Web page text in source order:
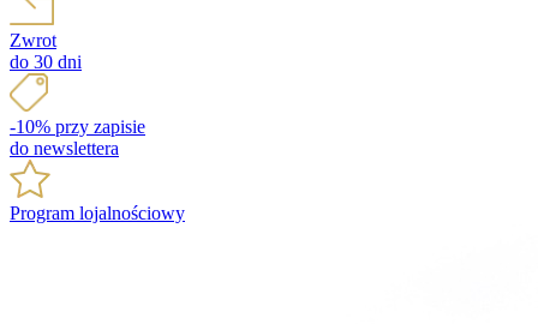
Zwrot
do 30 dni
-10% przy zapisie
do newslettera
Program lojalnościowy